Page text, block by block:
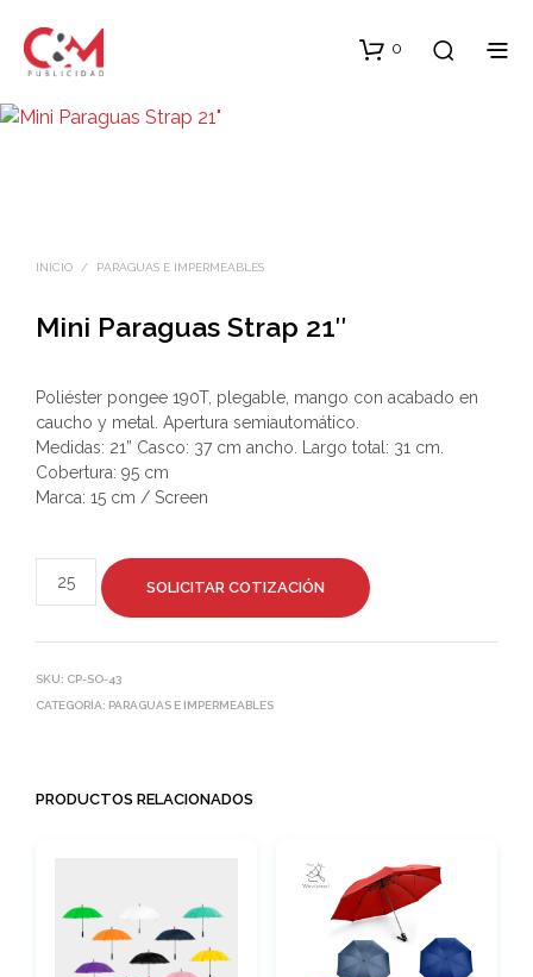
0
INICIO / PARAGUAS E IMPERMEABLES
Mini Paraguas Strap 21″
Poliéster pongee 190T, plegable, mango con acabado en
caucho y metal. Apertura semiautomático.
Medidas: 21” Casco: 37 cm ancho. Largo total: 31 cm.
Cobertura: 95 cm
Marca: 15 cm / Screen
SOLICITAR COTIZACIÓN
SKU: CP-SO-43
CATEGORÍA: PARAGUAS E IMPERMEABLES
PRODUCTOS RELACIONADOS